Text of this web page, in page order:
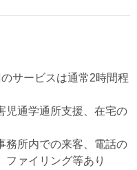
サービスは通常2時間程
児通学通所支援、在宅の
務所内での来客、電話の
ファイリング等あり